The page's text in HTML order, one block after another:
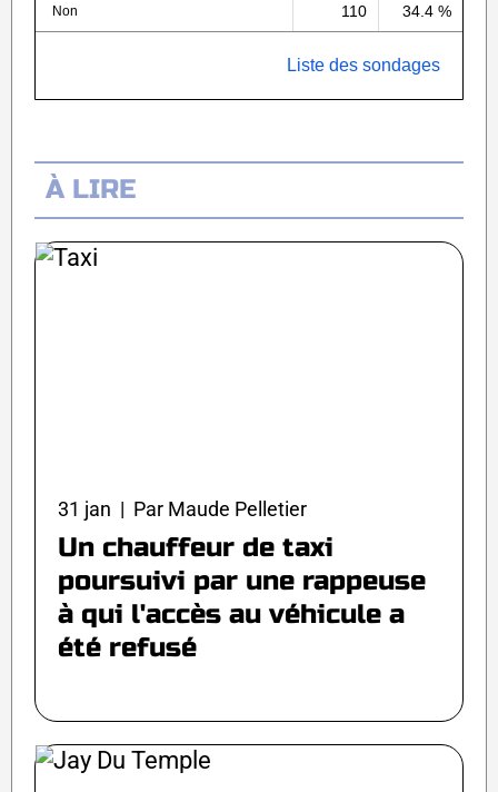
Non 110 34.4 %
Liste des sondages
À LIRE
31 jan | Par Maude Pelletier
Un chauffeur de taxi
poursuivi par une rappeuse
à qui l'accès au véhicule a
été refusé